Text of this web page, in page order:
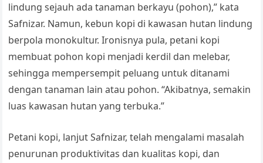
lindung sejauh ada tanaman berkayu (pohon),” kata
Safnizar. Namun, kebun kopi di kawasan hutan lindung
berpola monokultur. Ironisnya pula, petani kopi
membuat pohon kopi menjadi kerdil dan melebar,
sehingga mempersempit peluang untuk ditanami
dengan tanaman lain atau pohon. “Akibatnya, semakin
luas kawasan hutan yang terbuka.”
Petani kopi, lanjut Safnizar, telah mengalami masalah
penurunan produktivitas dan kualitas kopi, dan